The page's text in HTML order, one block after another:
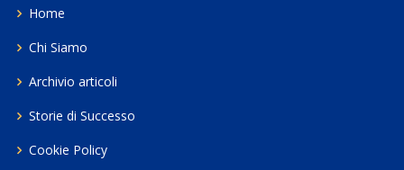
Home
Chi Siamo
Archivio articoli
Storie di Successo
Cookie Policy